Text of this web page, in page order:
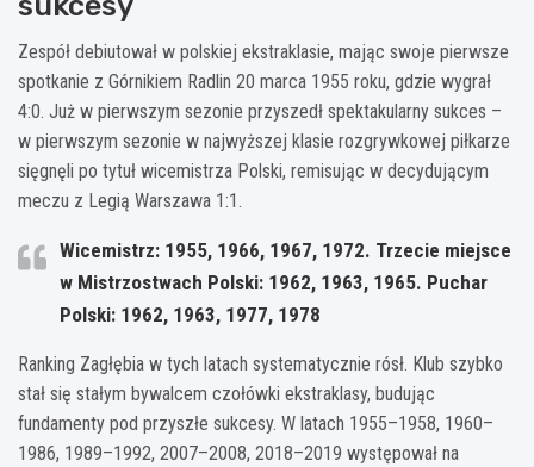
Zespół debiutował w polskiej ekstraklasie, mając swoje pierwsze
spotkanie z Górnikiem Radlin 20 marca 1955 roku, gdzie wygrał
4:0. Już w pierwszym sezonie przyszedł spektakularny sukces –
w pierwszym sezonie w najwyższej klasie rozgrywkowej piłkarze
sięgnęli po tytuł wicemistrza Polski, remisując w decydującym
meczu z Legią Warszawa 1:1.
Wicemistrz: 1955, 1966, 1967, 1972. Trzecie miejsce
w Mistrzostwach Polski: 1962, 1963, 1965. Puchar
Polski: 1962, 1963, 1977, 1978
Ranking Zagłębia w tych latach systematycznie rósł. Klub szybko
stał się stałym bywalcem czołówki ekstraklasy, budując
fundamenty pod przyszłe sukcesy. W latach 1955–1958, 1960–
1986, 1989–1992, 2007–2008, 2018–2019 występował na